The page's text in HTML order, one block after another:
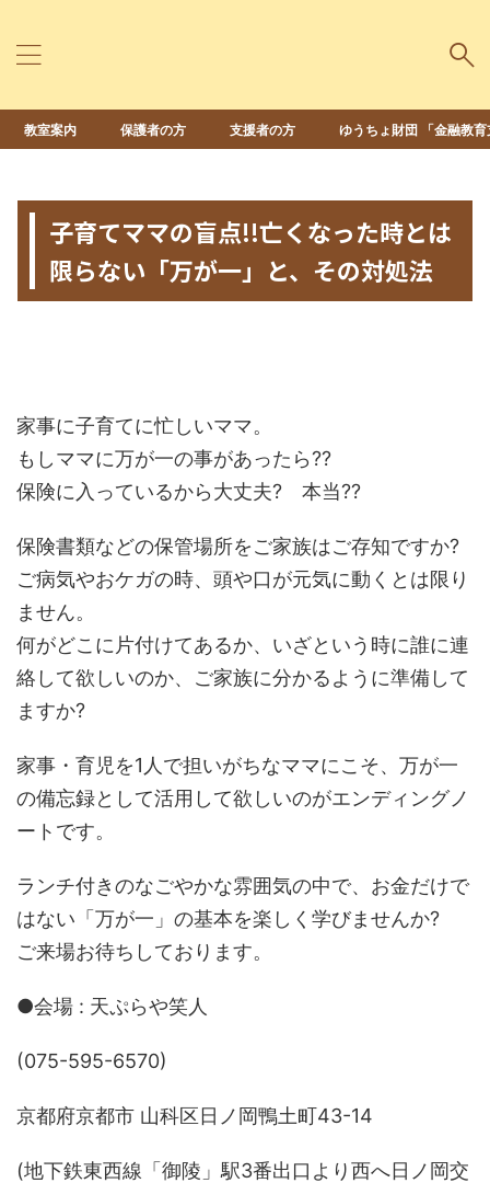
教室案内 保護者の方 支援者の方 ゆうちょ財団 「金融教
子育てママの盲点!!亡くなった時とは
限らない「万が一」と、その対処法
家事に子育てに忙しいママ。
もしママに万が一の事があったら??
保険に入っているから大丈夫? 本当??
保険書類などの保管場所をご家族はご存知ですか?
ご病気やおケガの時、頭や口が元気に動くとは限り
ません。
何がどこに片付けてあるか、いざという時に誰に連
絡して欲しいのか、ご家族に分かるように準備して
ますか?
家事・育児を1人で担いがちなママにこそ、万が一
の備忘録として活用して欲しいのがエンディングノ
ートです。
ランチ付きのなごやかな雰囲気の中で、お金だけで
はない「万が一」の基本を楽しく学びませんか?
ご来場お待ちしております。
●会場 : 天ぷらや笑人
(075-595-6570)
京都府京都市 山科区日ノ岡鴨土町43-14
(地下鉄東西線「御陵」駅3番出口より西へ日ノ岡交